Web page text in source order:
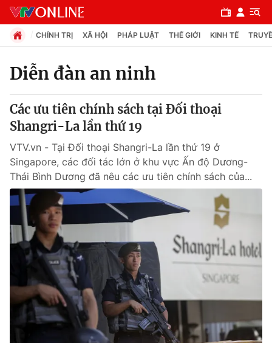
Chuyên mục
Chính trị
Xã hội
Pháp luật
Y tế
Thế giới
Tin tức
Thế giới đó đây
Câu chuyện quốc tế
Kinh tế
Tài chính
Dữ liệu và đời sống
CHÍNH TRỊ XÃ HỘI PHÁP LUẬT THẾ GIỚI KINH TẾ
Diễn đàn an ninh
Các ưu tiên chính sách tại Đối thoại
Shangri-La lần thứ 19
VTV.vn - Tại Đối thoại Shangri-La lần thứ 19 ở
Singapore, các đối tác lớn ở khu vực Ấn độ Dương-
Thái Bình Dương đã nêu các ưu tiên chính sách của...